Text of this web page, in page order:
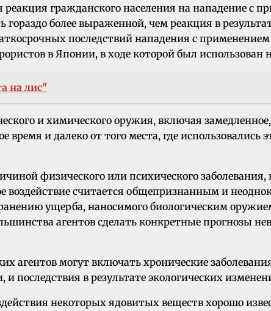
реакция гражданского населения на нападение с
более выраженной, чем реакция в
последствий нападения с
в Японии, в ходе которой был использован
на лис"
и химического оружия, включая
время и далеко от того места, где
физического или психического
воздействие считается общепризнанным и
ущерба, наносимого биологическим
агентов сделать конкретные прогнозы
агентов могут включать хронические
последствия в результате экологических
некоторых ядовитых веществ хорошо